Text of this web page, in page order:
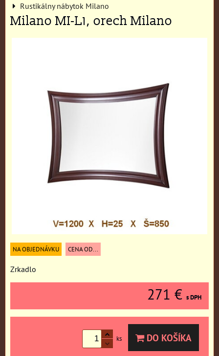
Rustikálny nábytok Milano
Milano MI-L1, orech Milano
NA OBJEDNÁVKU CENA OD...
Zrkadlo
271 € s DPH
ks DO KOŠÍKA